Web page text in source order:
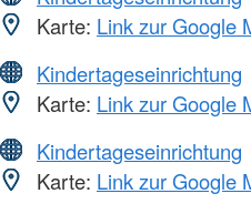
Karte: Link zur Google
Kindertageseinrichtung
Karte: Link zur Google
Kindertageseinrichtung
Karte: Link zur Google